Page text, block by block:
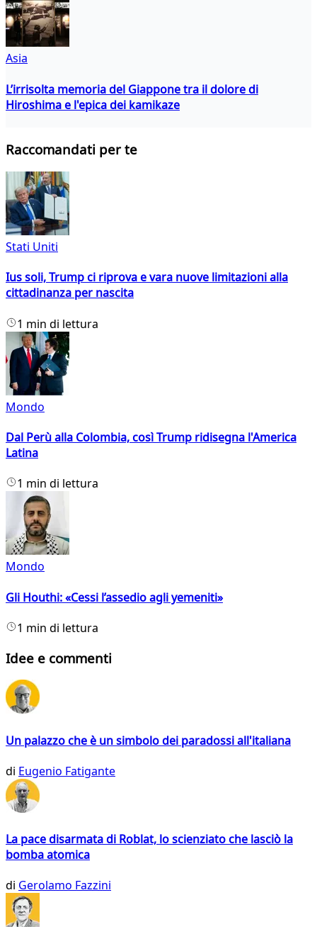
Asia
L’irrisolta memoria del Giappone tra il dolore di
Hiroshima e l'epica dei kamikaze
Raccomandati per te
Stati Uniti
Ius soli, Trump ci riprova e vara nuove limitazioni alla
cittadinanza per nascita
1 min di lettura
Mondo
Dal Perù alla Colombia, così Trump ridisegna l'America
Latina
1 min di lettura
Mondo
Gli Houthi: «Cessi l’assedio agli yemeniti»
1 min di lettura
Idee e commenti
Un palazzo che è un simbolo dei paradossi all'italiana
di Eugenio Fatigante
La pace disarmata di Roblat, lo scienziato che lasciò la
bomba atomica
di Gerolamo Fazzini